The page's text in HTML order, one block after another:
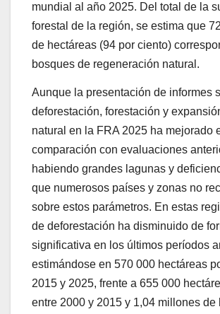
mundial al año 2025. Del total de la
forestal de la región, se estima que
de hectáreas (94 por ciento)
bosques de regeneración natural.
Aunque la presentación de informes
deforestación, forestación y
natural en la FRA 2025 ha mejorado
comparación con evaluaciones
habiendo grandes lagunas y
que numerosos países y zonas no
sobre estos parámetros. En estas
de deforestación ha disminuido de
significativa en los últimos períodos
estimándose en 570 000 hectáreas
2015 y 2025, frente a 655 000
entre 2000 y 2015 y 1,04 millones de